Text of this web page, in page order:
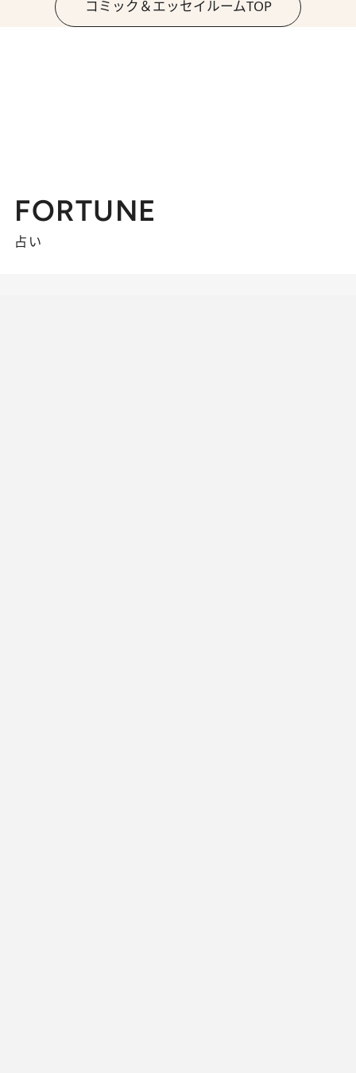
コミック＆エッセイルームTOP
FORTUNE
占い